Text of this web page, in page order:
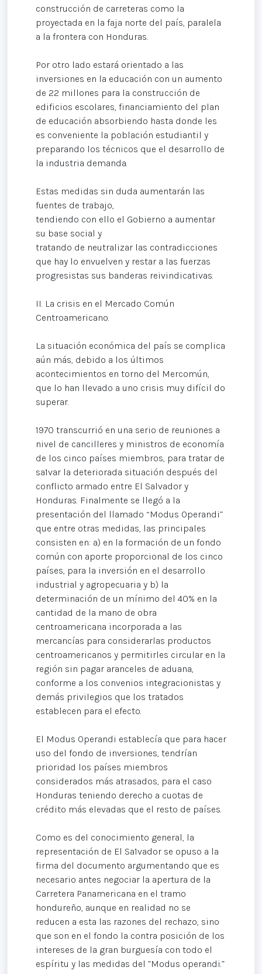
construcción de carreteras como la
proyectada en la faja norte del país, paralela
a la frontera con Honduras.
Por otro lado estará orientado a las
inversiones en la educación con un aumento
de 22 millones para la construcción de
edificios escolares, financiamiento del plan
de educación absorbiendo hasta donde les
es conveniente la población estudiantil y
preparando los técnicos que el desarrollo de
la industria demanda.
Estas medidas sin duda aumentarán las
fuentes de trabajo,
tendiendo con ello el Gobierno a aumentar
su base social y
tratando de neutralizar las contradicciones
que hay lo envuelven y restar a las fuerzas
progresistas sus banderas reivindicativas.
II. La crisis en el Mercado Común
Centroamericano.
La situación económica del país se complica
aún más, debido a los últimos
acontecimientos en torno del Mercomún,
que lo han llevado a uno crisis muy difícil do
superar.
1970 transcurrió en una serio de reuniones a
nivel de cancilleres y ministros de economía
de los cinco países miembros, para tratar de
sa1var la deteriorada situación después del
conflicto armado entre El Salvador y
Honduras. Finalmente se llegó a la
presentación del llamado “Modus Operandi”
que entre otras medidas, las principales
consisten en: a) en la formación de un fondo
común con aporte proporcional de los cinco
países, para la inversión en el desarrollo
industrial y agropecuaria y b) la
determinación de un mínimo del 40% en la
cantidad de la mano de obra
centroamericana incorporada a las
mercancías para considerarlas productos
centroamericanos y permitirles circular en la
región sin pagar aranceles de aduana,
conforme a los convenios integracionistas y
demás privilegios que los tratados
establecen para el efecto.
El Modus Operandi establecía que para hacer
uso del fondo de inversiones, tendrían
prioridad los países miembros
considerados más atrasados, para el caso
Honduras teniendo derecho a cuotas de
crédito más elevadas que el resto de países.
Como es del conocimiento general, la
representación de El Sa1vador se opuso a la
firma del documento argumentando que es
necesario antes negociar la apertura de la
Carretera Panamericana en el tramo
hondureño, aunque en realidad no se
reducen a esta las razones del rechazo, sino
que son en el fondo la contra posición de los
intereses de la gran burguesía con todo el
espíritu y las medidas del ”Modus operandi.”